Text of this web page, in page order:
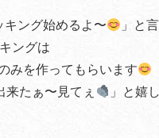
キング始めるよ〜
」と
ングは
みを作ってもらいます
来たぁ〜見てぇ
」と嬉